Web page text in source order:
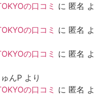
の口コミ に 匿名 よ
の口コミ に 匿名 よ
の口コミ に 匿名 よ
ゅんP より
の口コミ に 匿名 よ